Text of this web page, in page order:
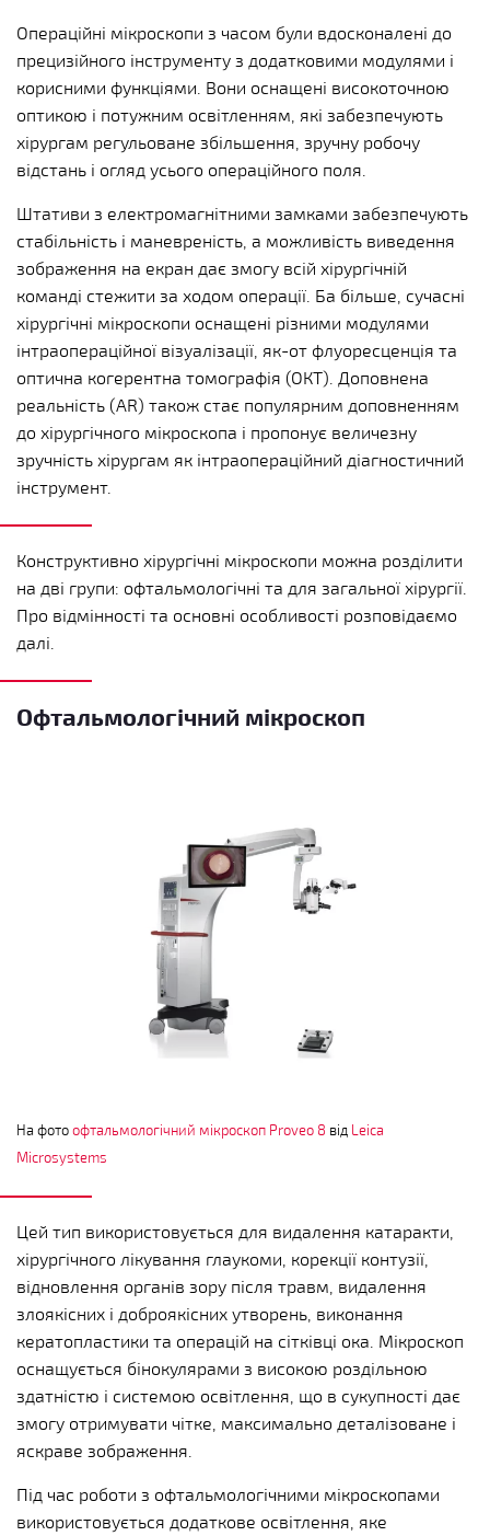
Операційні мікроскопи з часом були вдосконалені до
прецизійного інструменту з додатковими модулями і
корисними функціями. Вони оснащені високоточною
оптикою і потужним освітленням, які забезпечують
хірургам регульоване збільшення, зручну робочу
відстань і огляд усього операційного поля.
Штативи з електромагнітними замками забезпечують
стабільність і маневреність, а можливість виведення
зображення на екран дає змогу всій хірургічній
команді стежити за ходом операції. Ба більше, сучасні
хірургічні мікроскопи оснащені різними модулями
інтраопераційної візуалізації, як-от флуоресценція та
оптична когерентна томографія (ОКТ). Доповнена
реальність (AR) також стає популярним доповненням
до хірургічного мікроскопа і пропонує величезну
зручність хірургам як інтраопераційний діагностичний
інструмент.
Конструктивно хірургічні мікроскопи можна розділити
на дві групи: офтальмологічні та для загальної хірургії.
Про відмінності та основні особливості розповідаємо
далі.
Офтальмологічний мікроскоп
На фотоофтальмологічний мікроскоп Proveo 8 від Leica
Microsystems
Цей тип використовується для видалення катаракти,
хірургічного лікування глаукоми, корекції контузії,
відновлення органів зору після травм, видалення
злоякісних і доброякісних утворень, виконання
кератопластики та операцій на сітківці ока. Мікроскоп
оснащується бінокулярами з високою роздільною
здатністю і системою освітлення, що в сукупності дає
змогу отримувати чітке, максимально деталізоване і
яскраве зображення.
Під час роботи з офтальмологічними мікроскопами
використовується додаткове освітлення, яке